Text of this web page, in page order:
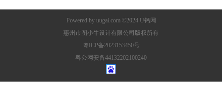
Powered by uugai.com©2024 U钙网
惠州市图小牛设计有限公司版权所有
粤ICP备2023153450号
粤公网安备44132202100240